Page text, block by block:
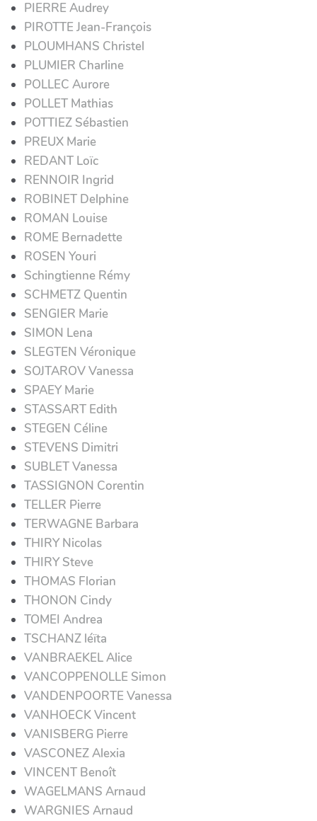
PIERRE Audrey
PIROTTE Jean-François
PLOUMHANS Christel
PLUMIER Charline
POLLEC Aurore
POLLET Mathias
POTTIEZ Sébastien
PREUX Marie
REDANT Loïc
RENNOIR Ingrid
ROBINET Delphine
ROMAN Louise
ROME Bernadette
ROSEN Youri
Schingtienne Rémy
SCHMETZ Quentin
SENGIER Marie
SIMON Lena
SLEGTEN Véronique
SOJTAROV Vanessa
SPAEY Marie
STASSART Edith
STEGEN Céline
STEVENS Dimitri
SUBLET Vanessa
TASSIGNON Corentin
TELLER Pierre
TERWAGNE Barbara
THIRY Nicolas
THIRY Steve
THOMAS Florian
THONON Cindy
TOMEI Andrea
TSCHANZ léïta
VANBRAEKEL Alice
VANCOPPENOLLE Simon
VANDENPOORTE Vanessa
VANHOECK Vincent
VANISBERG Pierre
VASCONEZ Alexia
VINCENT Benoît
WAGELMANS Arnaud
WARGNIES Arnaud